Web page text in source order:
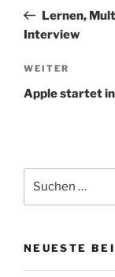
Beitrag
Lernen,
Interview
Nächster
Beitrag
WEITER
Apple startet
nach:
NEUESTE